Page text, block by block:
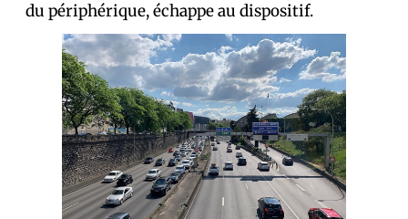
du périphérique, échappe au dispositif.